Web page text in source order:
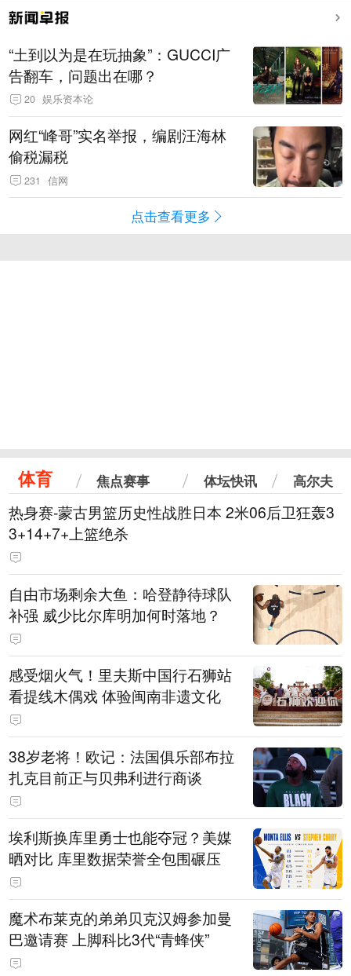
“土到以为是在玩抽象”：GUCCI广
告翻车，问题出在哪？
20 娱乐资本论
网红“峰哥”实名举报，编剧汪海林
偷税漏税
231 信网
点击查看更多
体育 焦点赛事 体坛快讯 高尔夫
热身赛-蒙古男篮历史性战胜日本 2米06后卫狂轰3
3+14+7+上篮绝杀
自由市场剩余大鱼：哈登静待球队
补强 威少比尔库明加何时落地？
感受烟火气！里夫斯中国行石狮站
看提线木偶戏 体验闽南非遗文化
38岁老将！欧记：法国俱乐部布拉
扎克目前正与贝弗利进行商谈
埃利斯换库里勇士也能夺冠？美媒
晒对比 库里数据荣誉全包围碾压
魔术布莱克的弟弟贝克汉姆参加曼
巴邀请赛 上脚科比3代“青蜂侠”